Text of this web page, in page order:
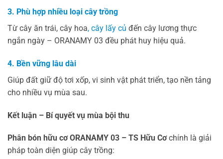
3. Phù hợp nhiều loại cây trồng
Từ cây ăn trái, cây hoa, cây lấy củ đến cây lương thực
ngắn ngày – ORANAMY 03 đều phát huy hiệu quả.
4. Bền vững lâu dài
Giúp đất giữ độ tơi xốp, vi sinh vật phát triển, tạo nền tảng
cho nhiều vụ mùa sau.
Kết luận – Bí quyết vụ mùa bội thu
Phân bón hữu cơ ORANAMY 03 – TS Hữu Cơchính là giải
pháp toàn diện giúp cây trồng: